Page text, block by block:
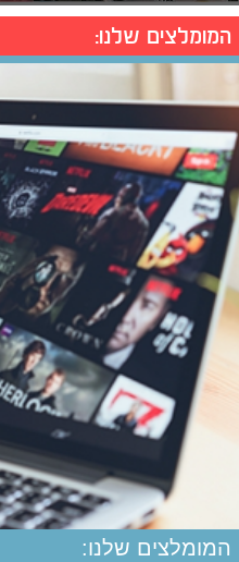
המומלצים שלנו:
המומלצים שלנו: